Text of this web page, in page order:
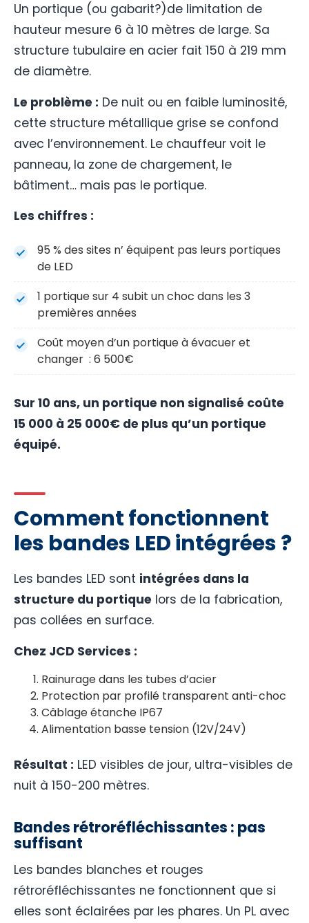
Un portique (ou gabarit?)de limitation de
hauteur mesure 6 à 10 mètres de large. Sa
structure tubulaire en acier fait 150 à 219 mm
de diamètre.
Le problème : De nuit ou en faible luminosité,
cette structure métallique grise se confond
avec l’environnement. Le chauffeur voit le
panneau, la zone de chargement, le
bâtiment… mais pas le portique.
Les chiffres :
95 % des sites n’ équipent pas leurs portiques
de LED
1 portique sur 4 subit un choc dans les 3
premières années
Coût moyen d’un portique à évacuer et
changer : 6 500€
Sur 10 ans, un portique non signalisé coûte
15 000 à 25 000€ de plus qu’un portique
équipé.
Comment fonctionnent
les bandes LED intégrées ?
Les bandes LED sont intégrées dans la
structure du portique lors de la fabrication,
pas collées en surface.
Chez JCD Services :
Rainurage dans les tubes d’acier
Protection par profilé transparent anti-choc
Câblage étanche IP67
Alimentation basse tension (12V/24V)
Résultat : LED visibles de jour, ultra-visibles de
nuit à 150-200 mètres.
Bandes rétroréfléchissantes : pas
suffisant
Les bandes blanches et rouges
rétroréfléchissantes ne fonctionnent que si
elles sont éclairées par les phares. Un PL avec